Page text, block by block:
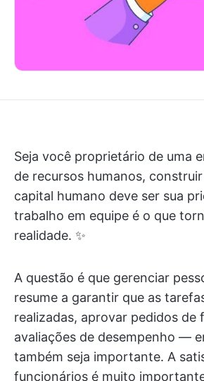
Seja você proprietário de uma
de recursos humanos,
capital humano deve ser sua
trabalho em equipe é o que
realidade. ✨
A questão é que gerenciar
resume a garantir que as
realizadas, aprovar pedidos de
avaliações de desempenho —
também seja importante. A
funcionários é muito